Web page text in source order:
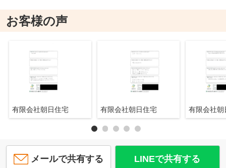
お客様の声
有限会社朝日住宅 有限会社朝日住宅 有限会社
メールで共有する LINEで共有する